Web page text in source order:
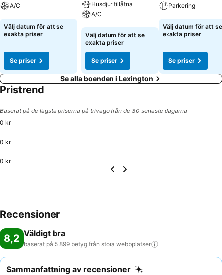
A/C
Se priser
Välj datum för att se
exakta priser
Se priser
Husdjur tillåtna
A/C
Se priser
Välj datum för att se
exakta priser
Se priser
Parkering
Se priser
Välj datum för att se
exakta priser
Se priser
Se alla boenden i Lexington
Pristrend
Baserat på de lägsta priserna på trivago från de 30 senaste dagarna
0 kr
0 kr
0 kr
Recensioner
8,2 Väldigt bra
baserat på 5 899 betyg från stora webbplatser
Sammanfattning av recensioner